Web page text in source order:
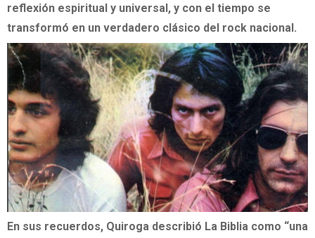
reflexión espiritual y universal, y con el tiempo se
transformó en un verdadero clásico del rock nacional.
En sus recuerdos, Quiroga describió La Biblia como “una